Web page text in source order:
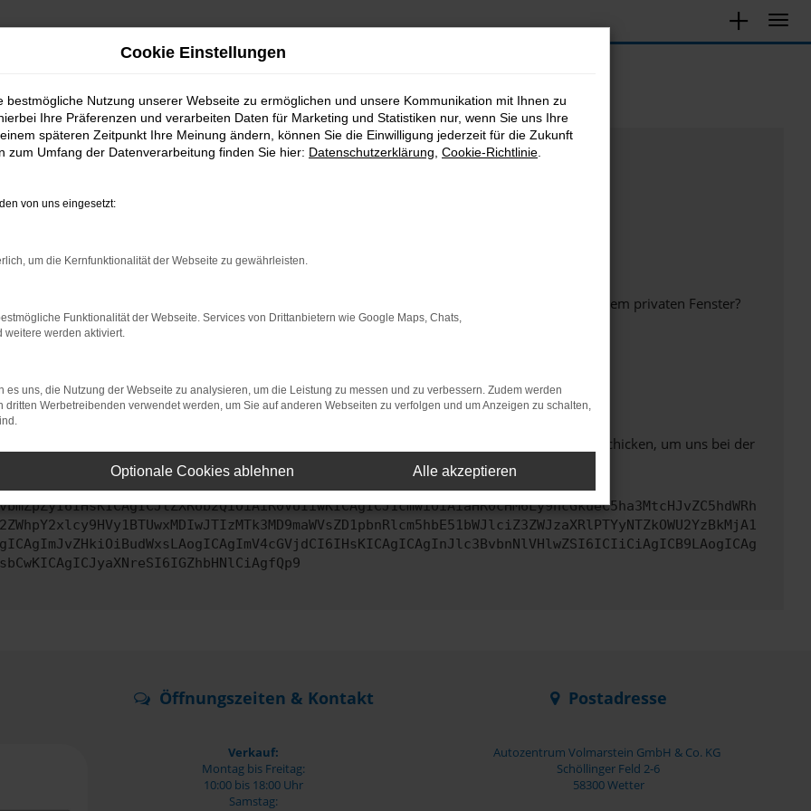
bestimmter Seiten verhindern. Funktioniert die Seite in einem anderen Browser oder in einem privaten Fenster?
beheben.
auf dem neuesten Stand sind.
kann auch dazu führen, dass bestimmte Funktionen nicht mehr unterstützt werden.
uns bitte. Wir werden versuchen, das Problem zu beheben. Du kannst uns diesen Text schicken, um uns bei der
Öffnungszeiten & Kontakt
Verkauf:
Montag bis Freitag:
10:00 bis 18:00 Uhr
Samstag:
Postadresse
Autozentrum Volmarstein GmbH & Co. KG
Schöllinger Feld 2-6
58300 Wetter
Cookie Einstellungen
bestmögliche Nutzung unserer Webseite zu ermöglichen und unsere Kommunikation mit Ihnen zu
Ihre Präferenzen und verarbeiten Daten für Marketing und Statistiken nur, wenn Sie uns Ihre
späteren Zeitpunkt Ihre Meinung ändern, können Sie die Einwilligung jederzeit für die Zukunft
zum Umfang der Datenverarbeitung finden Sie hier: Datenschutzerklärung Cookie-Richtlinie
von uns eingesetzt:
um die Kernfunktionalität der Webseite zu gewährleisten.
Funktionalität der Webseite. Services von Drittanbietern wie Google Maps, Chats,
weitere werden aktiviert.
es uns, die Nutzung der Webseite zu analysieren, um die Leistung zu messen und zu verbessern. Zudem werden
dritten Werbetreibenden verwendet werden, um Sie auf anderen Webseiten zu verfolgen und um Anzeigen zu schalten,
Optionale Cookies ablehnen Alle akzeptieren